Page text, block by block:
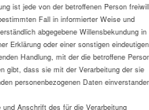
ist jede von der betroffenen Person
Fall in informierter Weise und
abgegebene Willensbekundung in
Erklärung oder einer sonstigen eindeutigen
Handlung, mit der die betroffene
gibt, dass sie mit der Verarbeitung der sie
personenbezogenen Daten
und Anschrift des für die Verarbeitung